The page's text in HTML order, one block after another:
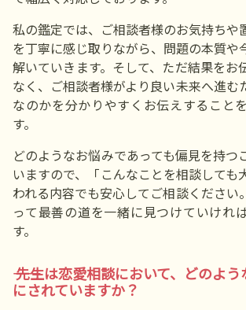
私の鑑定では、ご相談者様のお気持ちや
を丁寧に感じ取りながら、問題の本質や
解いていきます。そして、ただ結果をお
なく、ご相談者様がより良い未来へ進む
なのかを分かりやすくお伝えすること
す。
どのようなお悩みであっても偏見を持つ
いますので、「こんなことを相談しても
われる内容でも安心してご相談ください
って最善の道を一緒に見つけていけれ
す。
―― 先生は恋愛相談において、どのよ
にされていますか？